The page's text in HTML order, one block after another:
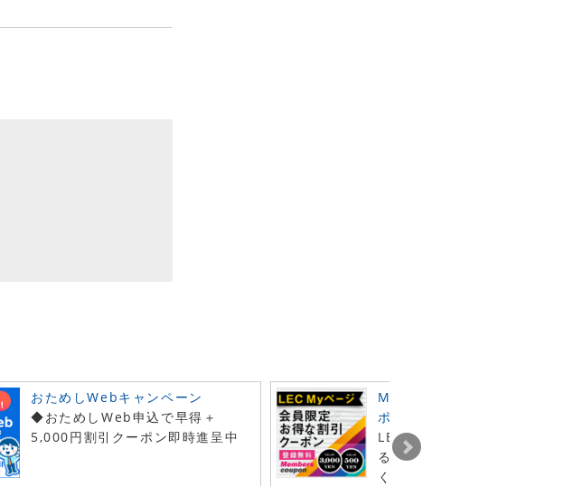
おためしWebキャンペーン
◆おためしWeb申込で早得＋
5,000円割引クーポン即時進呈中
Myページ会員限定 お得な割
ポン
LECオンラインショップで利
る2種類の割引クーポンを、
くプレゼント！